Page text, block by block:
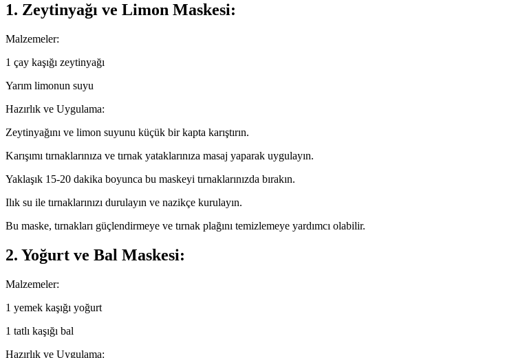
1. Zeytinyağı ve Limon Maskesi:
Malzemeler:
1 çay kaşığı zeytinyağı
Yarım limonun suyu
Hazırlık ve Uygulama:
Zeytinyağını ve limon suyunu küçük bir kapta karıştırın.
Karışımı tırnaklarınıza ve tırnak yataklarınıza masaj yaparak uygulayın.
Yaklaşık 15-20 dakika boyunca bu maskeyi tırnaklarınızda bırakın.
Ilık su ile tırnaklarınızı durulayın ve nazikçe kurulayın.
Bu maske, tırnakları güçlendirmeye ve tırnak plağını temizlemeye yardımcı olabilir.
2. Yoğurt ve Bal Maskesi:
Malzemeler:
1 yemek kaşığı yoğurt
1 tatlı kaşığı bal
Hazırlık ve Uygulama: